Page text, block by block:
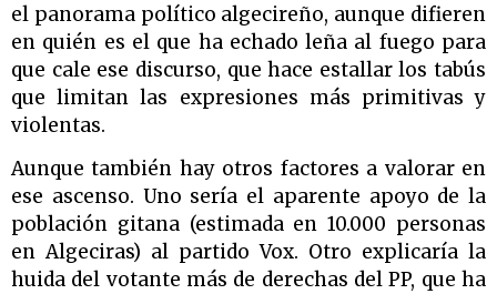
el panorama político algecireño, aunque difieren
en quién es el que ha echado leña al fuego para
que cale ese discurso, que hace estallar los tabús
que limitan las expresiones más primitivas y
violentas.
Aunque también hay otros factores a valorar en
ese ascenso. Uno sería el aparente apoyo de la
población gitana (estimada en 10.000 personas
en Algeciras) al partido Vox. Otro explicaría la
huida del votante más de derechas del PP, que ha